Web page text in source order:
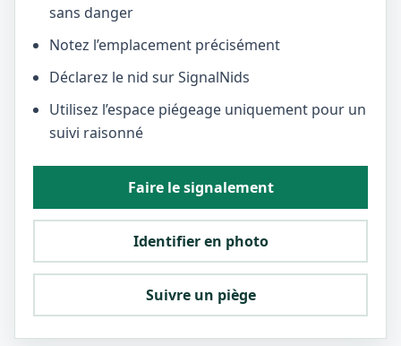
sans danger
Notez l’emplacement précisément
Déclarez le nid sur SignalNids
Utilisez l’espace piégeage uniquement pour un
suivi raisonné
Faire le signalement
Identifier en photo
Suivre un piège